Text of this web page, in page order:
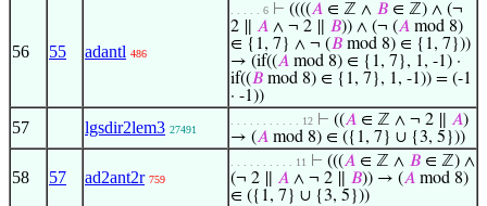
56 55 adantl 486
. . . . . 6 ⊢ ((((𝐴 ∈ ℤ ∧ 𝐵 ∈ ℤ) ∧ (¬
2 ∥ 𝐴 ∧ ¬ 2 ∥ 𝐵)) ∧ (¬ (𝐴 mod 8)
∈ {1, 7} ∧ ¬ (𝐵 mod 8) ∈ {1, 7}))
→ (if((𝐴 mod 8) ∈ {1, 7}, 1, -1) ·
if((𝐵 mod 8) ∈ {1, 7}, 1, -1)) = (-1
· -1))
57 lgsdir2lem3 27491
. . . . . . . . . . . 12 ⊢ ((𝐴 ∈ ℤ ∧ ¬ 2 ∥ 𝐴)
→ (𝐴 mod 8) ∈ ({1, 7} ∪ {3, 5}))
58 57 ad2ant2r 759
. . . . . . . . . . 11 ⊢ (((𝐴 ∈ ℤ ∧ 𝐵 ∈ ℤ) ∧
(¬ 2 ∥ 𝐴 ∧ ¬ 2 ∥ 𝐵)) → (𝐴 mod 8)
∈ ({1, 7} ∪ {3, 5}))